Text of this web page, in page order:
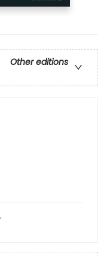
Other editions